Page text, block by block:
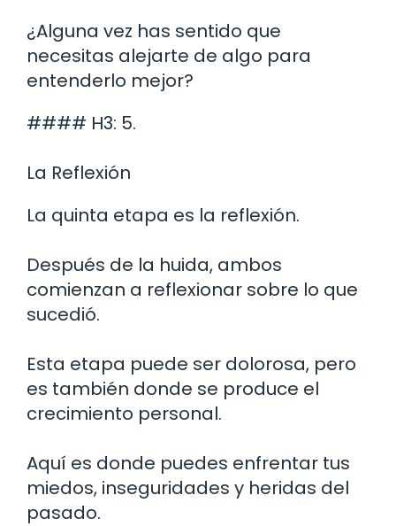
¿Alguna vez has sentido que
necesitas alejarte de algo para
entenderlo mejor?
#### H3: 5.
La Reflexión
La quinta etapa es la reflexión.
Después de la huida, ambos
comienzan a reflexionar sobre lo que
sucedió.
Esta etapa puede ser dolorosa, pero
es también donde se produce el
crecimiento personal.
Aquí es donde puedes enfrentar tus
miedos, inseguridades y heridas del
pasado.